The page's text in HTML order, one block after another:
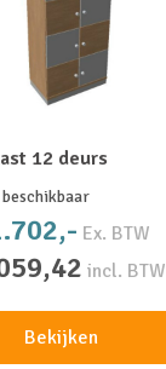
12 deurs
Ex. BTW
incl. BTW
Bekijken